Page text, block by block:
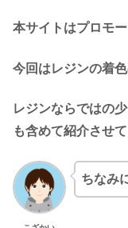
本サイトはプロモ
今回はレジンの着
レジンならではの
も含めて紹介させ
ちなみ